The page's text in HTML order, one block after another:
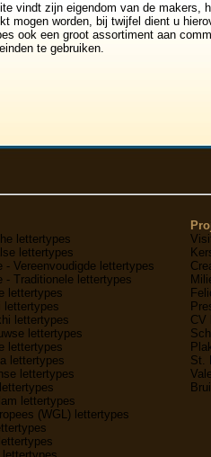
vindt zijn eigendom van de
mogen worden, bij twijfel dient u
ook een groot assortiment aan
te gebruiken.
lettertypes
lettertypes
- Vereenvoudigde lettertypes
- Traditionele lettertypes
lettertypes
lettertypes
lettertypes
lettertypes
lettertypes
lettertypes
lettertypes
lettertypes
(WGL) lettertypes
CV
St.